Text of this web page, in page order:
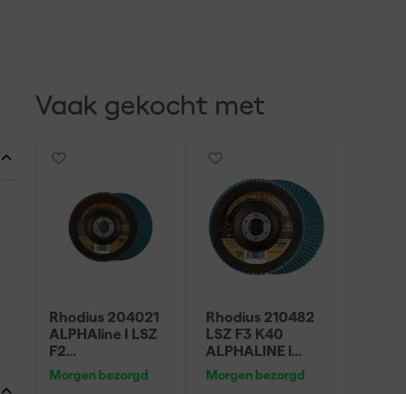
Vaak gekocht met
Rhodius 204021
ALPHAline I LSZ
F2
Lamellenslijpschij
f - K80 - 125 x
Morgen bezorgd
Rhodius 210482
LSZ F3 K40
ALPHALINE l
Lamellenslijpschij
f 125 x 22,23mm
Morgen bezorgd